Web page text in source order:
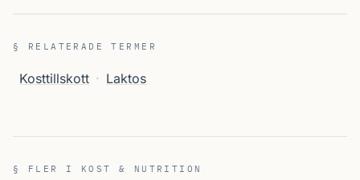
§ RELATERADE TERMER
Kosttillskott · Laktos
§ FLER I KOST & NUTRITION